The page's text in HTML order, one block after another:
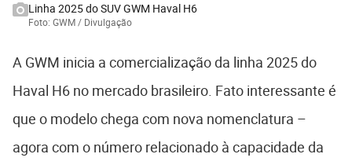
Linha 2025 do SUV GWM Haval H6
Foto: GWM / Divulgação
A GWM inicia a comercialização da linha 2025 do
Haval H6 no mercado brasileiro. Fato interessante é
que o modelo chega com nova nomenclatura –
agora com o número relacionado à capacidade da